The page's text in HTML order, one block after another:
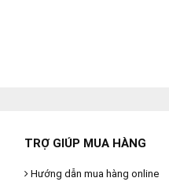
TRỢ GIÚP MUA HÀNG
Hướng dẫn mua hàng online